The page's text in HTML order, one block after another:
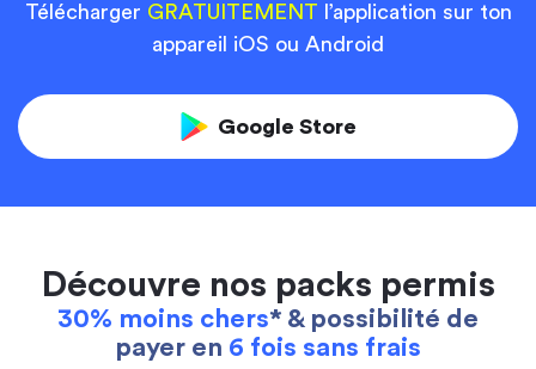
Télécharger GRATUITEMENT l’application sur ton
appareil iOS ou Android
Google Store
Découvre nos packs permis
30% moins chers* & possibilité de
payer en 6 fois sans frais